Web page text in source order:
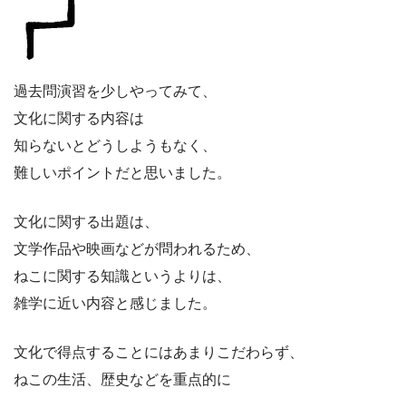
過去問演習を少しやってみて、
文化に関する内容は
知らないとどうしようもなく、
難しいポイントだと思いました。
文化に関する出題は、
文学作品や映画などが問われるため、
ねこに関する知識というよりは、
雑学に近い内容と感じました。
文化で得点することにはあまりこだわらず、
ねこの生活、歴史などを重点的に